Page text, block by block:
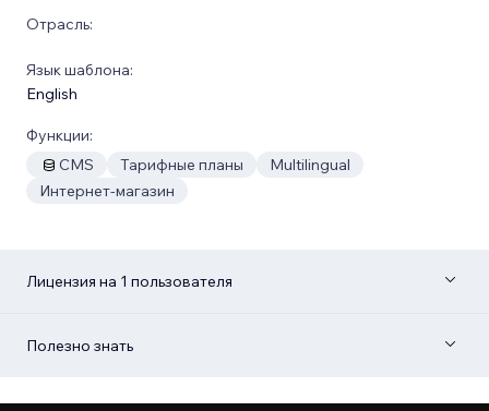
Отрасль:
Язык шаблона:
English
Функции:
CMS
Тарифные планы
Multilingual
Интернет-магазин
Лицензия на 1 пользователя
Полезно знать